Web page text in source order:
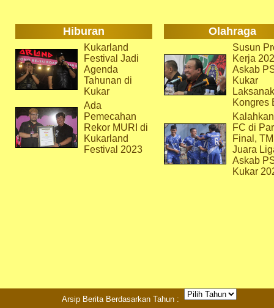
Hiburan Olahraga
Kukarland
Festival Jadi
Agenda
Tahunan di
Kukar
Ada
Pemecahan
Rekor MURI di
Kukarland
Festival 2023
Susun
Kerja
Askab
Kukar
Kongres
FC di
Final,
Juara
Askab
Kukar
Arsip Berita Berdasarkan Tahun :